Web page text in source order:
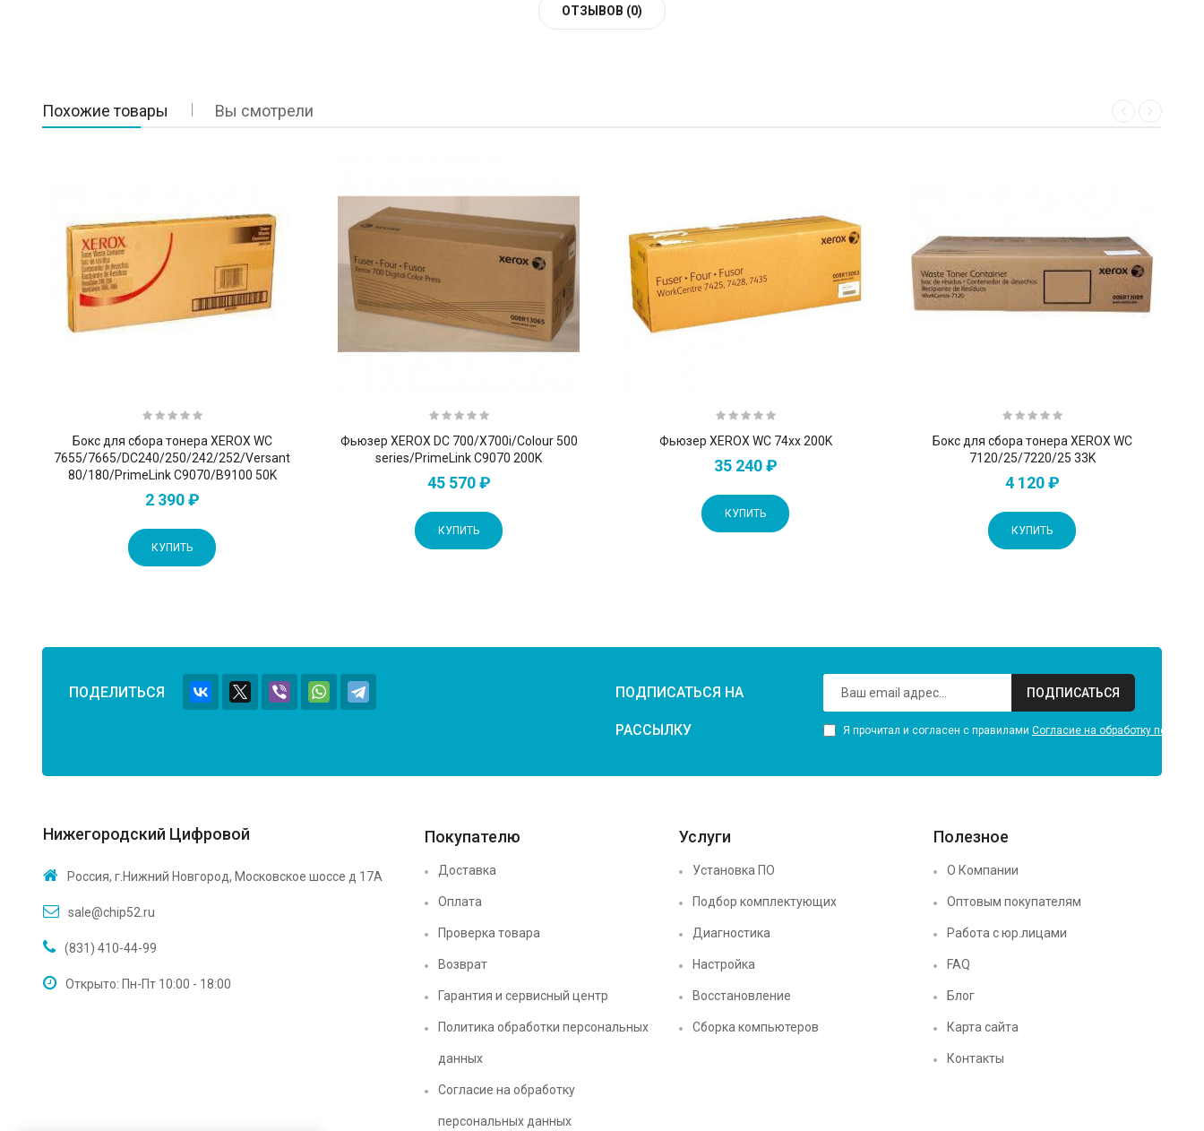
ОТЗЫВОВ (0)
Похожие товары Вы смотрели
Бокс для сбора тонера XEROX WC
7655/7665/DC240/250/242/252/Versant
80/180/PrimeLink C9070/B9100 50K
2 390 ₽
КУПИТЬ
Фьюзер XEROX DC 700/X700i/Colour 500
series/PrimeLink C9070 200K
45 570 ₽
КУПИТЬ
Фьюзер XEROX WC 74xx 200K
35 240 ₽
КУПИТЬ
Бокс для сбора тонера XEROX WC
7120/25/7220/25 33K
4 120 ₽
КУПИТЬ
ПОДЕЛИТЬСЯ ПОДПИСАТЬСЯ НА
РАССЫЛКУ
ПОДПИСАТЬСЯ
Я прочитал и согласен с правилами Согласие на обработку
Нижегородский Цифровой
Россия, г.Нижний Новгород, Московское шоссе д 17А
sale@chip52.ru
(831) 410-44-99
Открыто: Пн-Пт 10:00 - 18:00
Покупателю
Доставка
Оплата
Проверка товара
Возврат
Гарантия и сервисный центр
Политика обработки персональных
данных
Согласие на обработку
персональных данных
Услуги
Установка ПО
Подбор комплектующих
Диагностика
Настройка
Восстановление
Сборка компьютеров
Полезное
О Компании
Оптовым покупателям
Работа с юр.лицами
FAQ
Блог
Карта сайта
Контакты